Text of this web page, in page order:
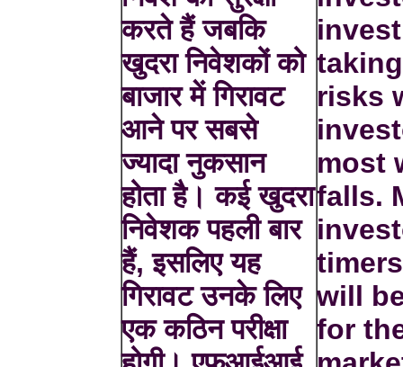
करते हैं जबकि
खुदरा निवेशकों को
बाजार में गिरावट
आने पर सबसे
ज्यादा नुकसान
होता है। कई खुदरा
निवेशक पहली बार
हैं, इसलिए यह
गिरावट उनके लिए
एक कठिन परीक्षा
risks
most
falls.
will
for